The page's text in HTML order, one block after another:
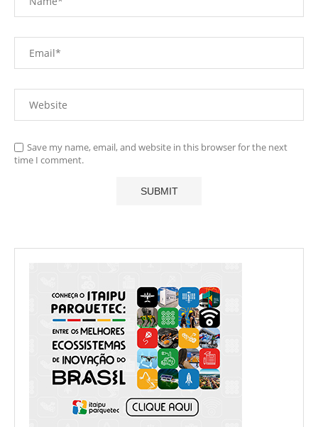
Save my name, email, and website in this browser for the next
time I comment.